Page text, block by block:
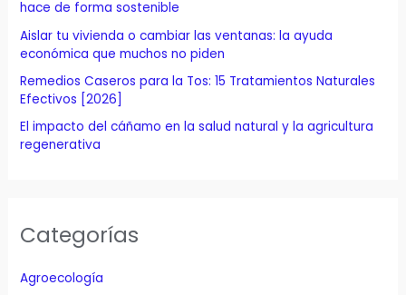
rhace de forma sostenible
Aislar tu vivienda o cambiar las ventanas: la ayuda
económica que muchos no piden
Remedios Caseros para la Tos: 15 Tratamientos Naturales
Efectivos [2026]
El impacto del cáñamo en la salud natural y la agricultura
regenerativa
Categorías
Agroecología